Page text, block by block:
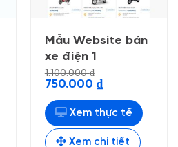
Mẫu Website bán
xe điện 1
1.100.000₫
Giá
gốc
là:
1.100.000 ₫.
750.000 ₫Giá
hiện
tại
là:
750.000 ₫.
Xem thực tế
Xem chi tiết